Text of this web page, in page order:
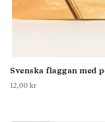
Svenska flaggan med
12,00 kr